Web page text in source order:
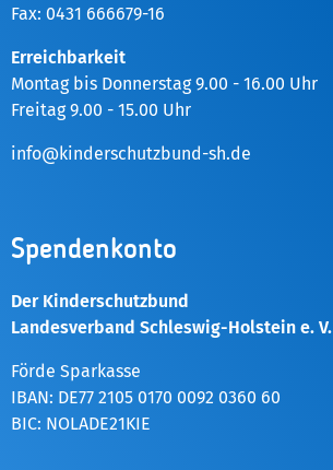
Fax: 0431 666679-16
Erreichbarkeit
Montag bis Donnerstag 9.00 - 16.00 Uhr
Freitag 9.00 - 15.00 Uhr
info@kinderschutzbund-sh.de
Spendenkonto
Der Kinderschutzbund
Landesverband Schleswig-Holstein e. V.
Förde Sparkasse
IBAN: DE77 2105 0170 0092 0360 60
BIC: NOLADE21KIE